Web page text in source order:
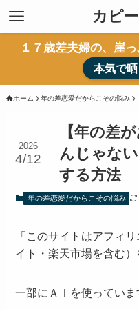
カピ
１７歳差夫婦の、崖
本気で
ホーム 年の差恋愛だからこその悩み
【年の差
んじゃな
する方法
2026
4/12
年の差恋愛だからこその悩み
「このサイトはアフィ
イト・楽天市場を含む）
一部にＡＩを使っていま